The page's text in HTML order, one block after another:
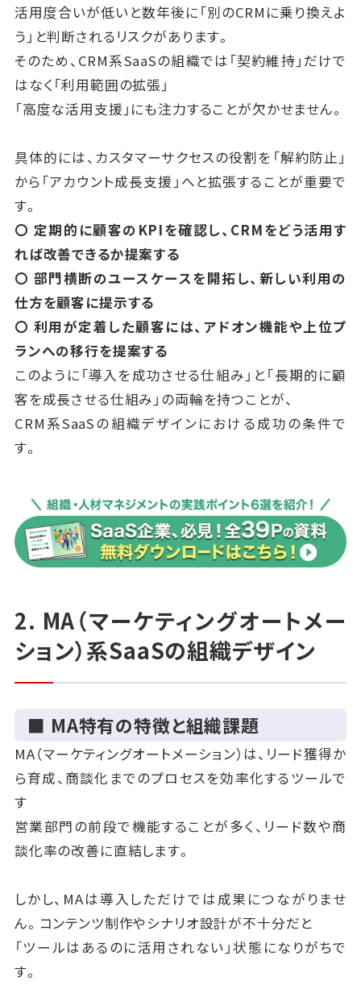
活用度合いが低いと数年後に「別のCRMに乗り換えよ
う」と判断されるリスクがあります。
そのため、CRM系SaaSの組織では「契約維持」だけで
はなく「利用範囲の拡張」
「高度な活用支援」にも注力することが欠かせません。
具体的には、カスタマーサクセスの役割を「解約防止」
から「アカウント成長支援」へと拡張することが重要で
す。
〇 定期的に顧客のKPIを確認し、CRMをどう活用す
れば改善できるか提案する
〇 部門横断のユースケースを開拓し、新しい利用の
仕方を顧客に提示する
〇 利用が定着した顧客には、アドオン機能や上位プ
ランへの移行を提案する
このように「導入を成功させる仕組み」と「長期的に顧
客を成長させる仕組み」の両輪を持つことが、
CRM系SaaSの組織デザインにおける成功の条件で
す。
2. MA（マーケティングオートメー
ション）系SaaSの組織デザイン
■ MA特有の特徴と組織課題
MA（マーケティングオートメーション）は、リード獲得か
ら育成、商談化までのプロセスを効率化するツールで
す
営業部門の前段で機能することが多く、リード数や商
談化率の改善に直結します。
しかし、MAは導入しただけでは成果につながりませ
ん。コンテンツ制作やシナリオ設計が不十分だと
「ツールはあるのに活用されない」状態になりがちで
す。